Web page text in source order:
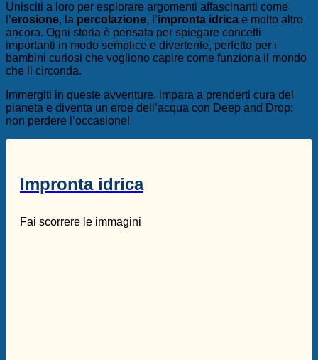
Unisciti a loro per esplorare argomenti affascinanti come
l’erosione, la percolazione, l’impronta idrica e molto altro
ancora. Ogni storia è pensata per spiegare concetti
importanti in modo semplice e divertente, perfetto per i
bambini curiosi che vogliono capire come funziona il mondo
che li circonda.
Immergiti in queste avventure, impara a prenderti cura del
pianeta e diventa un eroe dell’acqua con Deep and Drop:
non perdere l’occasione!
Impronta idrica
Fai scorrere le immagini